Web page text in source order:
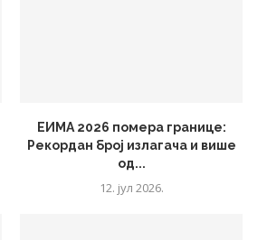
ЕИМА 2026 помера границе:
Рекордан број излагача и више
од...
12. јул 2026.